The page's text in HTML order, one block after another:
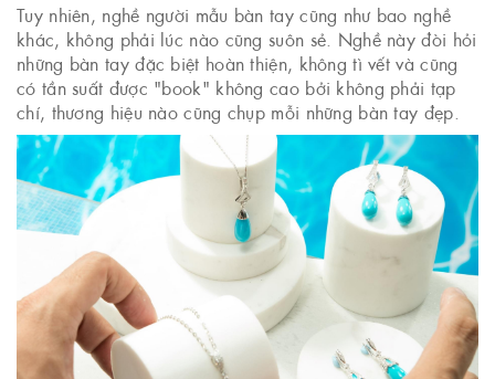
Tuy nhiên, nghề người mẫu bàn tay cũng như bao nghề
khác, không phải lúc nào cũng suôn sẻ. Nghề này đòi hỏi
những bàn tay đặc biệt hoàn thiện, không tì vết và cũng
có tần suất được "book" không cao bởi không phải tạp
chí, thương hiệu nào cũng chụp mỗi những bàn tay đẹp.